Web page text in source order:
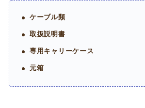
ケーブル類
取扱説明書
専用キャリーケース
元箱